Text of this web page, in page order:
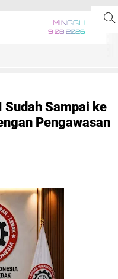
MINGGU
9 08 2026
Sudah Sampai ke
Pengawasan